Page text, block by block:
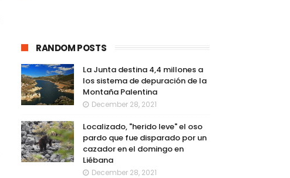
RANDOM POSTS
La Junta destina 4,4 millones a
los sistema de depuración de la
Montaña Palentina
December 28, 2021
Localizado, "herido leve" el oso
pardo que fue disparado por un
cazador en el domingo en
Liébana
December 28, 2021